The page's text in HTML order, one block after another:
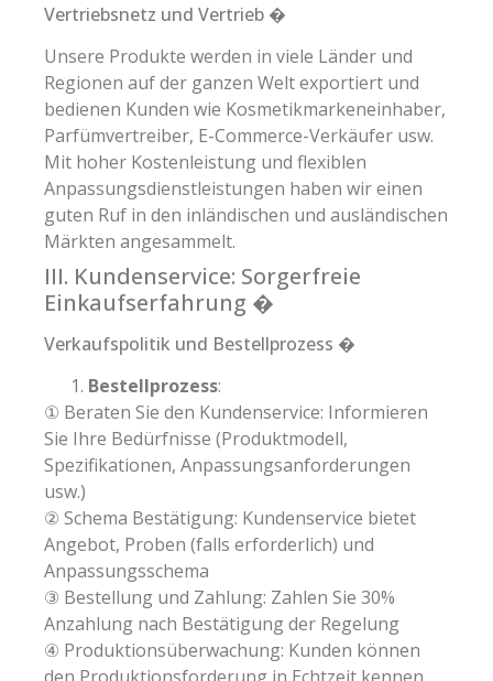
Vertriebsnetz und Vertrieb �
Unsere Produkte werden in viele Länder und
Regionen auf der ganzen Welt exportiert und
bedienen Kunden wie Kosmetikmarkeneinhaber,
Parfümvertreiber, E-Commerce-Verkäufer usw.
Mit hoher Kostenleistung und flexiblen
Anpassungsdienstleistungen haben wir einen
guten Ruf in den inländischen und ausländischen
Märkten angesammelt.
III. Kundenservice: Sorgerfreie
Einkaufserfahrung �️
Verkaufspolitik und Bestellprozess �
Bestellprozess:
① Beraten Sie den Kundenservice: Informieren
Sie Ihre Bedürfnisse (Produktmodell,
Spezifikationen, Anpassungsanforderungen
usw.)
② Schema Bestätigung: Kundenservice bietet
Angebot, Proben (falls erforderlich) und
Anpassungsschema
③ Bestellung und Zahlung: Zahlen Sie 30%
Anzahlung nach Bestätigung der Regelung
④ Produktionsüberwachung: Kunden können